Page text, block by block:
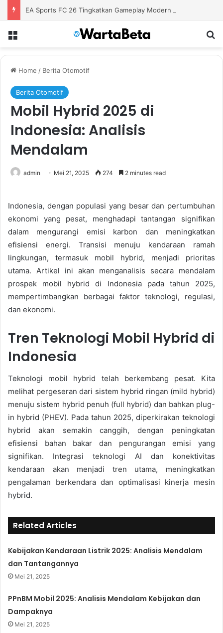
Home / Berita Otomotif
Berita Otomotif
Mobil Hybrid 2025 di
Indonesia: Analisis
Mendalam
admin Mei 21, 2025 274 2 minutes read
Indonesia, dengan populasi yang besar dan pertumbuhan
ekonomi yang pesat, menghadapi tantangan signifikan
dalam mengurangi emisi karbon dan meningkatkan
efisiensi energi. Transisi menuju kendaraan ramah
lingkungan, termasuk mobil hybrid, menjadi prioritas
utama. Artikel ini akan menganalisis secara mendalam
prospek mobil hybrid di Indonesia pada tahun 2025,
mempertimbangkan berbagai faktor teknologi, regulasi,
dan ekonomi.
Tren Teknologi Mobil Hybrid di
Indonesia
Teknologi mobil hybrid telah berkembang pesat. Kita
melihat pergeseran dari sistem hybrid ringan (mild hybrid)
menuju sistem hybrid penuh (full hybrid) dan bahkan plug-
in hybrid (PHEV). Pada tahun 2025, diperkirakan teknologi
hybrid akan semakin canggih, dengan peningkatan
efisiensi bahan bakar dan pengurangan emisi yang
signifikan. Integrasi teknologi AI dan konektivitas
kendaraan akan menjadi tren utama, meningkatkan
pengalaman berkendara dan optimalisasi kinerja mesin
hybrid.
Related Articles
Kebijakan Kendaraan Listrik 2025: Analisis Mendalam
dan Tantangannya
Mei 21, 2025
PPnBM Mobil 2025: Analisis Mendalam Kebijakan dan
Dampaknya
Mei 21, 2025